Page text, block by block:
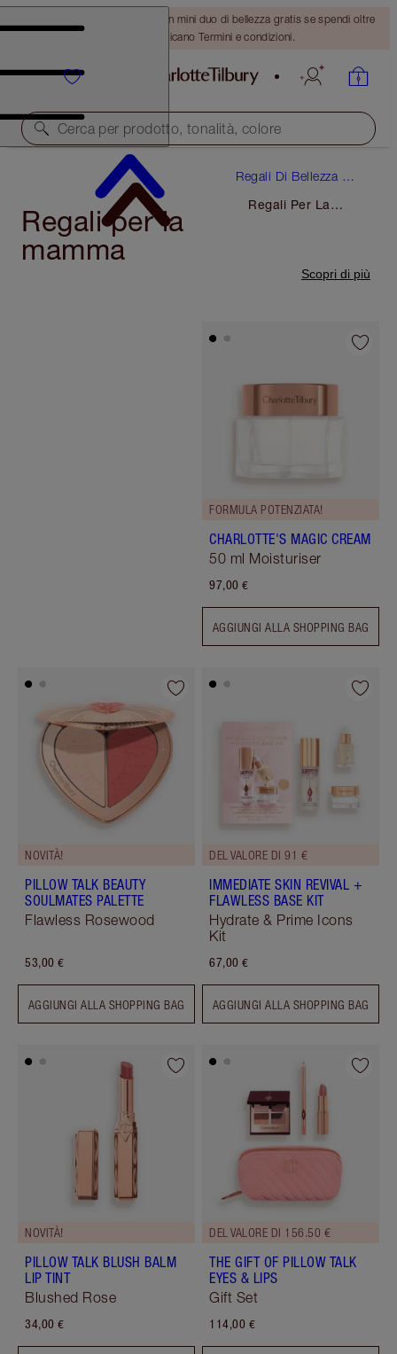
ULTIMA OCCASIONE! Ricevi un mini duo di bellezza gratis se spendi oltre
110 €! Si applicano Termini e condizioni.
Cerca per prodotto, tonalità, colore
Regali Di Bellezza Di
Regali Per La
Regali per la
mamma
Scopri di più
FORMULA POTENZIATA!
CHARLOTTE'S MAGIC CREAM
50 ml Moisturiser
97,00 €
AGGIUNGI ALLA SHOPPING BAG
NOVITÀ!
PILLOW TALK BEAUTY
SOULMATES PALETTE
Flawless Rosewood
53,00 €
AGGIUNGI ALLA SHOPPING BAG
DEL VALORE DI 91 €
IMMEDIATE SKIN REVIVAL +
FLAWLESS BASE KIT
Hydrate & Prime Icons
Kit
67,00 €
AGGIUNGI ALLA SHOPPING BAG
NOVITÀ!
PILLOW TALK BLUSH BALM
LIP TINT
Blushed Rose
34,00 €
DEL VALORE DI 156.50 €
THE GIFT OF PILLOW TALK
EYES & LIPS
Gift Set
114,00 €